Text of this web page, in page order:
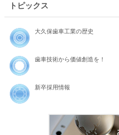
トピックス
大久保歯車工業の歴史
歯車技術から価値創造を！
新卒採用情報